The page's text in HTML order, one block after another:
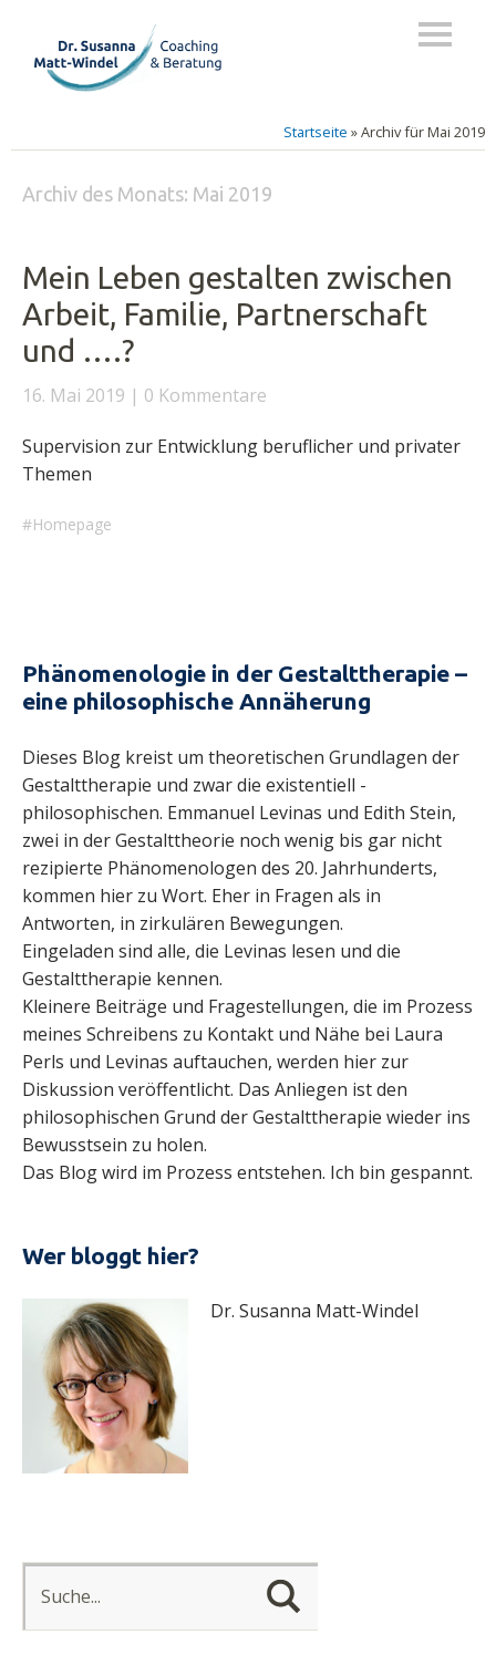
Startseite »Archiv für Mai 2019
Archiv des Monats: Mai 2019
Mein Leben gestalten zwischen
Arbeit, Familie, Partnerschaft
und ….?
16. Mai 2019 0 Kommentare
Supervision zur Entwicklung beruflicher und privater
Themen
Homepage
Phänomenologie in der Gestalttherapie –
eine philosophische Annäherung
Dieses Blog kreist um theoretischen Grundlagen der
Gestalttherapie und zwar die existentiell -
philosophischen. Emmanuel Levinas und Edith Stein,
zwei in der Gestalttheorie noch wenig bis gar nicht
rezipierte Phänomenologen des 20. Jahrhunderts,
kommen hier zu Wort. Eher in Fragen als in
Antworten, in zirkulären Bewegungen.
Eingeladen sind alle, die Levinas lesen und die
Gestalttherapie kennen.
Kleinere Beiträge und Fragestellungen, die im Prozess
meines Schreibens zu Kontakt und Nähe bei Laura
Perls und Levinas auftauchen, werden hier zur
Diskussion veröffentlicht. Das Anliegen ist den
philosophischen Grund der Gestalttherapie wieder ins
Bewusstsein zu holen.
Das Blog wird im Prozess entstehen. Ich bin gespannt.
Wer bloggt hier?
Dr. Susanna Matt-Windel